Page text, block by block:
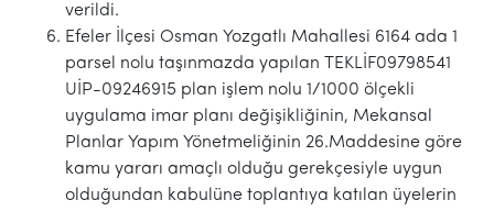
verildi.
Efeler İlçesi Osman Yozgatlı Mahallesi 6164 ada 1
parsel nolu taşınmazda yapılan TEKLİF09798541
UİP-09246915 plan işlem nolu 1/1000 ölçekli
uygulama imar planı değişikliğinin, Mekansal
Planlar Yapım Yönetmeliğinin 26.Maddesine göre
kamu yararı amaçlı olduğu gerekçesiyle uygun
olduğundan kabulüne toplantıya katılan üyelerin